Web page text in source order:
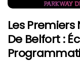
Les
De Belfort :